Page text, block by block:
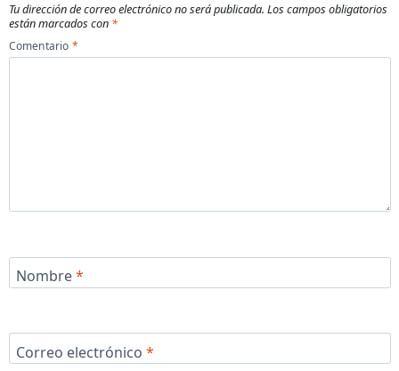
Tu dirección de correo electrónico no será publicada. Los campos obligatorios
están marcados con *
Comentario *
Nombre*
Correo electrónico *